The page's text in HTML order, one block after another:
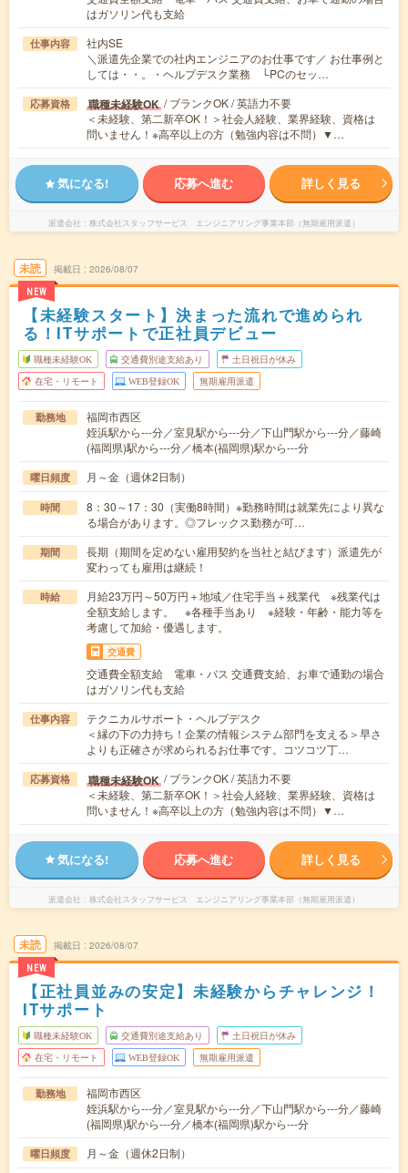
はガソリン代も支給
仕事内容
社内SE
＼派遣先企業での社内エンジニアのお仕事です／ お仕事例と
しては・・。・ヘルプデスク業務 └PCのセッ…
応募資格 職種未経験OK / ブランクOK / 英語力不要
＜未経験、第二新卒OK！＞社会人経験、業界経験、資格は
問いません！※高卒以上の方（勉強内容は不問）▼…
気になる! 応募へ進む 詳しく見る
派遣会社 株式会社スタッフサービス エンジニアリング事業本部（無期雇用派遣）
未読
NEW
掲載日 2026/08/07
【未経験スタート】決まった流れで進められ
る！ITサポートで正社員デビュー
職種未経験OK 交通費別途支給あり 土日祝日が休み
在宅・リモート WEB登録OK 無期雇用派遣
勤務地
福岡市西区
姪浜駅から---分／室見駅から---分／下山門駅から---分／藤崎
(福岡県)駅から---分／橋本(福岡県)駅から---分
曜日頻度 月～金（週休2日制）
時間
8：30～17：30（実働8時間）※勤務時間は就業先により異な
る場合があります。◎フレックス勤務が可…
期間
長期（期間を定めない雇用契約を当社と結びます）派遣先が
変わっても雇用は継続！
時給
月給23万円～50万円＋地域／住宅手当＋残業代 ※残業代は
全額支給します。 ※各種手当あり ※経験・年齢・能力等を
考慮して加給・優遇します。
交通費
交通費全額支給 電車・バス 交通費支給、お車で通勤の場合
はガソリン代も支給
仕事内容
テクニカルサポート・ヘルプデスク
＜縁の下の力持ち！企業の情報システム部門を支える＞早さ
よりも正確さが求められるお仕事です。コツコツ丁…
応募資格 職種未経験OK / ブランクOK / 英語力不要
＜未経験、第二新卒OK！＞社会人経験、業界経験、資格は
問いません！※高卒以上の方（勉強内容は不問）▼…
気になる! 応募へ進む 詳しく見る
派遣会社 株式会社スタッフサービス エンジニアリング事業本部（無期雇用派遣）
未読
NEW
掲載日 2026/08/07
【正社員並みの安定】未経験からチャレンジ！
ITサポート
職種未経験OK 交通費別途支給あり 土日祝日が休み
在宅・リモート WEB登録OK 無期雇用派遣
勤務地
福岡市西区
姪浜駅から---分／室見駅から---分／下山門駅から---分／藤崎
(福岡県)駅から---分／橋本(福岡県)駅から---分
曜日頻度 月～金（週休2日制）